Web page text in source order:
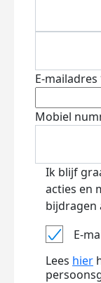
E-mailadres
Mobiel
Ik blijf
acties en
bijdragen
E-
Lees hier